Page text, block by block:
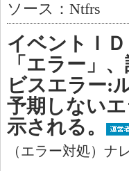
ソース：Ntfrs
イベントＩ
「エラー」
ビスエラー:
予期しない
示される。
（エラー対処）